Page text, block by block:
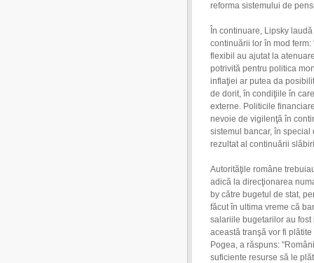
reforma sistemului de
În continuare, Lipsky
continuării lor în mod
flexibil au ajutat la
potrivită pentru politica
inflaţiei ar putea da
de dorit, în condiţiile în
externe. Politicile
nevoie de vigilenţă în
sistemul bancar, în
rezultat al continuării
Autorităţile române
adică la direcţionarea
by către bugetul de stat,
făcut în ultima vreme că
salariile bugetarilor au fost
această tranşă vor fi
Pogea, a răspuns:
suficiente resurse să le